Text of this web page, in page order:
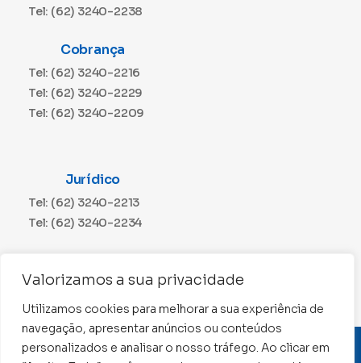
Valorizamos a sua privacidade
Utilizamos cookies para melhorar a sua experiência de
navegação, apresentar anúncios ou conteúdos
personalizados e analisar o nosso tráfego. Ao clicar em
Tel: (62) 3240-2238
Cobrança
Tel: (62) 3240-2216
Tel: (62) 3240-2229
Tel: (62) 3240-2209
Jurídico
Tel: (62) 3240-2213
Tel: (62) 3240-2234
Tel: (62) 3240-2230
CNPJ: 01.015.676/0001-11